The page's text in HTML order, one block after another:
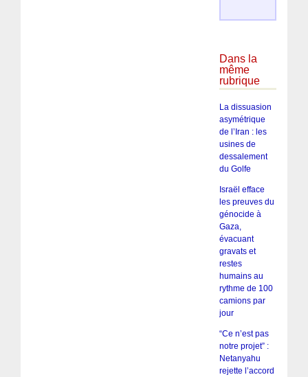
Dans la
même
rubrique
La dissuasion
asymétrique
de l’Iran : les
usines de
dessalement
du Golfe
Israël efface
les preuves du
génocide à
Gaza,
évacuant
gravats et
restes
humains au
rythme de 100
camions par
jour
“Ce n’est pas
notre projet” :
Netanyahu
rejette l’accord